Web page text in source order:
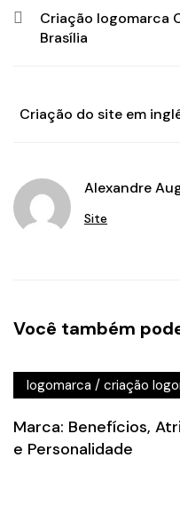
Criação logomarca
Brasília
Criação do site em
Alexandre
Site
Você também
publicidade em brasilia/
logomarca / criação
Marca: Benefícios,
e Personalidade